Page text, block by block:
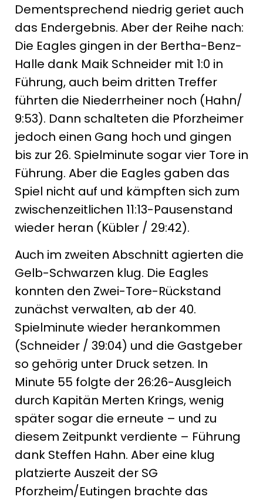
Dementsprechend niedrig geriet auch
das Endergebnis. Aber der Reihe nach:
Die Eagles gingen in der Bertha-Benz-
Halle dank Maik Schneider mit 1:0 in
Führung, auch beim dritten Treffer
führten die Niederrheiner noch (Hahn/
9:53). Dann schalteten die Pforzheimer
jedoch einen Gang hoch und gingen
bis zur 26. Spielminute sogar vier Tore in
Führung. Aber die Eagles gaben das
Spiel nicht auf und kämpften sich zum
zwischenzeitlichen 11:13-Pausenstand
wieder heran (Kübler / 29:42).
Auch im zweiten Abschnitt agierten die
Gelb-Schwarzen klug. Die Eagles
konnten den Zwei-Tore-Rückstand
zunächst verwalten, ab der 40.
Spielminute wieder herankommen
(Schneider / 39:04) und die Gastgeber
so gehörig unter Druck setzen. In
Minute 55 folgte der 26:26-Ausgleich
durch Kapitän Merten Krings, wenig
später sogar die erneute – und zu
diesem Zeitpunkt verdiente – Führung
dank Steffen Hahn. Aber eine klug
platzierte Auszeit der SG
Pforzheim/Eutingen brachte das